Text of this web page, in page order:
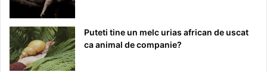
Puteti tine un melc urias african de uscat
ca animal de companie?